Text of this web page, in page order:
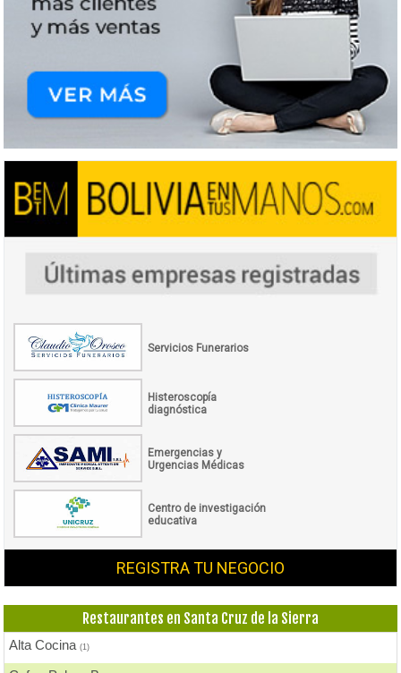
Servicios Funerarios
Histeroscopía
diagnóstica
Emergencias y
Urgencias Médicas
Centro de investigación
educativa
REGISTRA TU NEGOCIO
Restaurantes en Santa Cruz de la Sierra
Alta Cocina(1)